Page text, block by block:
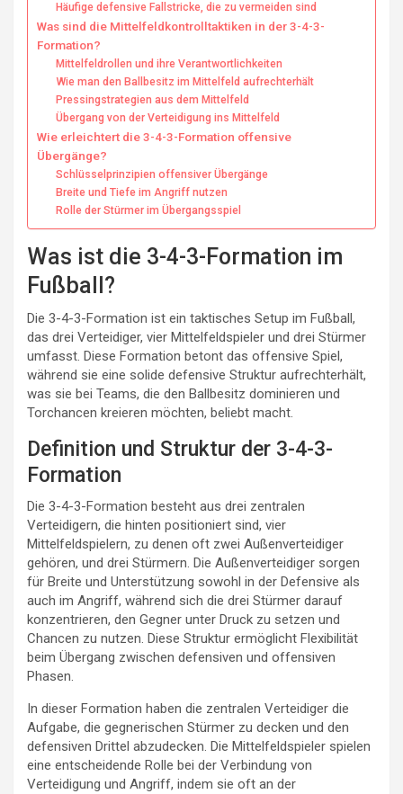
Häufige defensive Fallstricke, die zu vermeiden sind
Was sind die Mittelfeldkontrolltaktiken in der 3-4-3-
Formation?
Mittelfeldrollen und ihre Verantwortlichkeiten
Wie man den Ballbesitz im Mittelfeld aufrechterhält
Pressingstrategien aus dem Mittelfeld
Übergang von der Verteidigung ins Mittelfeld
Wie erleichtert die 3-4-3-Formation offensive
Übergänge?
Schlüsselprinzipien offensiver Übergänge
Breite und Tiefe im Angriff nutzen
Rolle der Stürmer im Übergangsspiel
Was ist die 3-4-3-Formation im
Fußball?
Die 3-4-3-Formation ist ein taktisches Setup im Fußball,
das drei Verteidiger, vier Mittelfeldspieler und drei Stürmer
umfasst. Diese Formation betont das offensive Spiel,
während sie eine solide defensive Struktur aufrechterhält,
was sie bei Teams, die den Ballbesitz dominieren und
Torchancen kreieren möchten, beliebt macht.
Definition und Struktur der 3-4-3-
Formation
Die 3-4-3-Formation besteht aus drei zentralen
Verteidigern, die hinten positioniert sind, vier
Mittelfeldspielern, zu denen oft zwei Außenverteidiger
gehören, und drei Stürmern. Die Außenverteidiger sorgen
für Breite und Unterstützung sowohl in der Defensive als
auch im Angriff, während sich die drei Stürmer darauf
konzentrieren, den Gegner unter Druck zu setzen und
Chancen zu nutzen. Diese Struktur ermöglicht Flexibilität
beim Übergang zwischen defensiven und offensiven
Phasen.
In dieser Formation haben die zentralen Verteidiger die
Aufgabe, die gegnerischen Stürmer zu decken und den
defensiven Drittel abzudecken. Die Mittelfeldspieler spielen
eine entscheidende Rolle bei der Verbindung von
Verteidigung und Angriff, indem sie oft an der